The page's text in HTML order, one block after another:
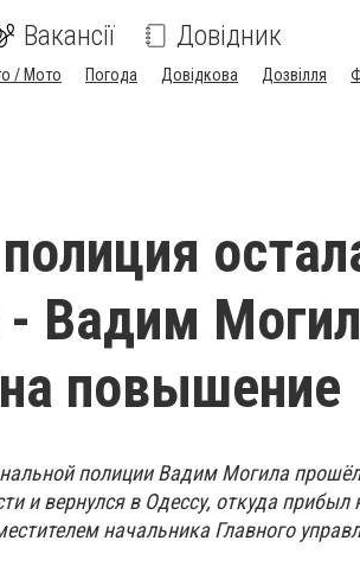
Вакансії Довідник
/ Мото Погода Довідкова Дозвілля
- Вадим
повышение
полиции Вадим Могила прошёл
и вернулся в Одессу, откуда
начальника Главного